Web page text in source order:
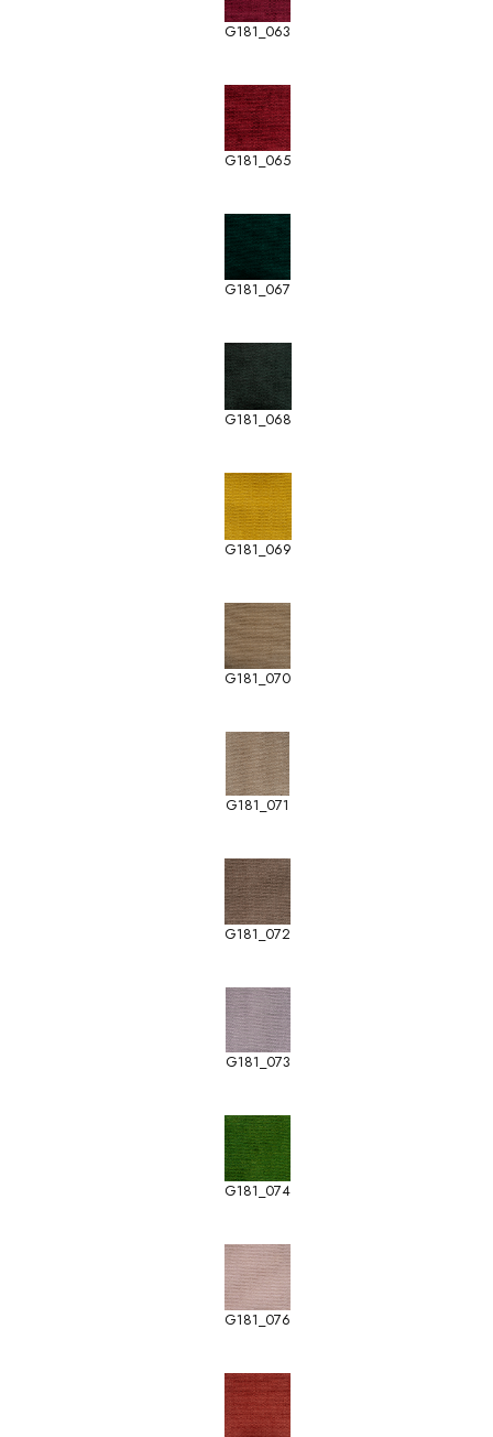
G181_063
G181_065
G181_067
G181_068
G181_069
G181_070
G181_071
G181_072
G181_073
G181_074
G181_076